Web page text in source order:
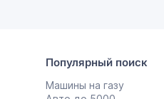
Популярный поиск
Машины на газу